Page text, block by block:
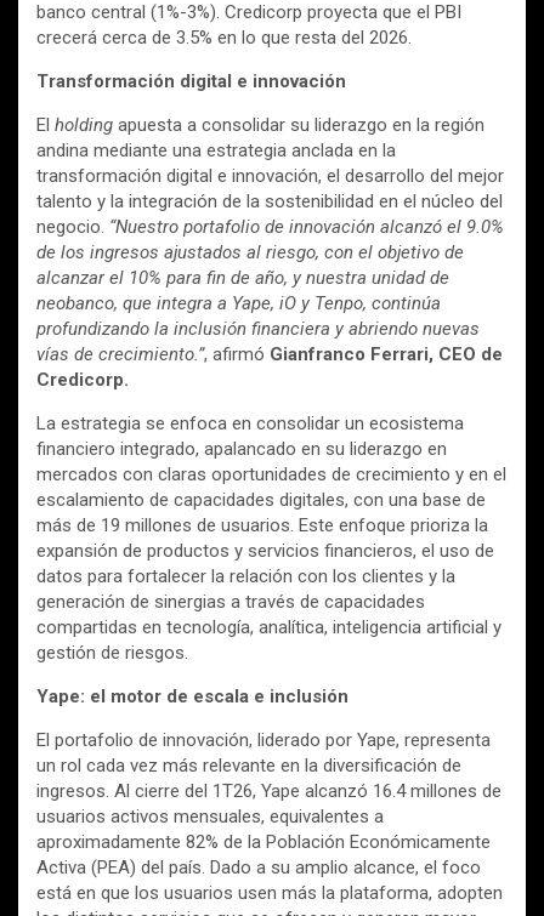
banco central (1%-3%). Credicorp proyecta que el PBI
crecerá cerca de 3.5% en lo que resta del 2026.
Transformación digital e innovación
El holding apuesta a consolidar su liderazgo en la región
andina mediante una estrategia anclada en la
transformación digital e innovación, el desarrollo del mejor
talento y la integración de la sostenibilidad en el núcleo del
negocio. “Nuestro portafolio de innovación alcanzó el 9.0%
de los ingresos ajustados al riesgo, con el objetivo de
alcanzar el 10% para fin de año, y nuestra unidad de
neobanco, que integra a Yape, iO y Tenpo, continúa
profundizando la inclusión financiera y abriendo nuevas
vías de crecimiento.”, afirmó Gianfranco Ferrari, CEO de
Credicorp.
La estrategia se enfoca en consolidar un ecosistema
financiero integrado, apalancado en su liderazgo en
mercados con claras oportunidades de crecimiento y en el
escalamiento de capacidades digitales, con una base de
más de 19 millones de usuarios. Este enfoque prioriza la
expansión de productos y servicios financieros, el uso de
datos para fortalecer la relación con los clientes y la
generación de sinergias a través de capacidades
compartidas en tecnología, analítica, inteligencia artificial y
gestión de riesgos.
Yape: el motor de escala e inclusión
El portafolio de innovación, liderado por Yape, representa
un rol cada vez más relevante en la diversificación de
ingresos. Al cierre del 1T26, Yape alcanzó 16.4 millones de
usuarios activos mensuales, equivalentes a
aproximadamente 82% de la Población Económicamente
Activa (PEA) del país. Dado a su amplio alcance, el foco
está en que los usuarios usen más la plataforma, adopten